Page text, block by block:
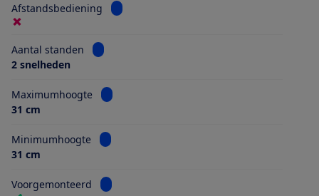
Afstandsbediening Bekijk informatie voor Afstandsbediening
Aantal standen
Bekijk informatie voor Aantal standen
2 snelheden
Maximumhoogte
Bekijk informatie voor Maximumhoogte
31 cm
Minimumhoogte
Bekijk informatie voor Minimumhoogte
31 cm
Voorgemonteerd Bekijk informatie voor Voorgemonteerd